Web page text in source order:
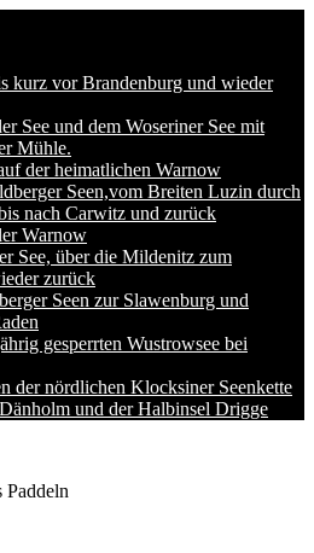
kurz vor Brandenburg und wieder
See und dem Woseriner See mit
Mühle.
der heimatlichen Warnow
Seen,vom Breiten Luzin durch
nach Carwitz und zurück
Warnow
See, über die Mildenitz zum
zurück
Seen zur Slawenburg und
gesperrten Wustrowsee bei
der nördlichen Klocksiner Seenkette
und der Halbinsel Drigge
Paddeln